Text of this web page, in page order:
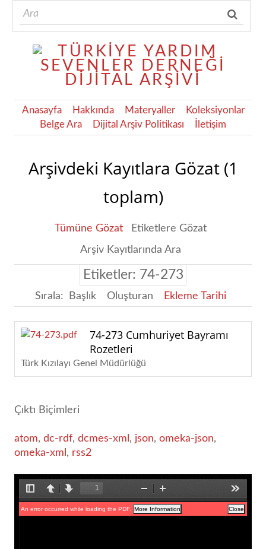
Anasayfa Hakkında Materyaller
Koleksiyonlar
Belge Ara
Dijital Arşiv Politikası İletişim
Arşivdeki Kayıtlara Gözat (1
toplam)
Tümüne Gözat
Etiketlere Gözat
Arşiv Kayıtlarında Ara
Etiketler: 74-273
Sırala: Başlık Oluşturan Ekleme Tarihi
74-273 Cumhuriyet Bayramı
Rozetleri
Türk Kızılayı Genel Müdürlüğü
Çıktı Biçimleri
atom, dc-rdf, dcmes-xml , json, omeka-json,
omeka-xml , rss2